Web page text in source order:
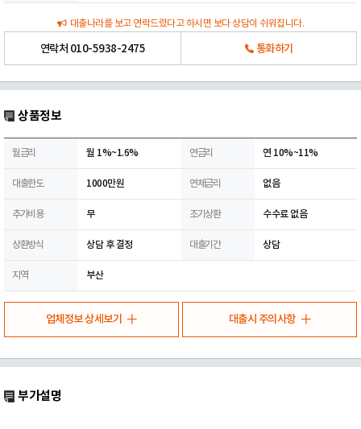
대출나라를 보고 연락드렸다고 하시면 보다 상담이 쉬워집니다.
연락처 010-5938-2475 통화하기
상품정보
월금리 월 1%~1.6% 연금리 연 10%~11%
대출한도 1000만원 연체금리 없음
추가비용 무 조기상환 수수료 없음
상환방식 상담 후 결정 대출기간 상담
지역 부산
업체정보 상세보기 대출시 주의사항
부가설명